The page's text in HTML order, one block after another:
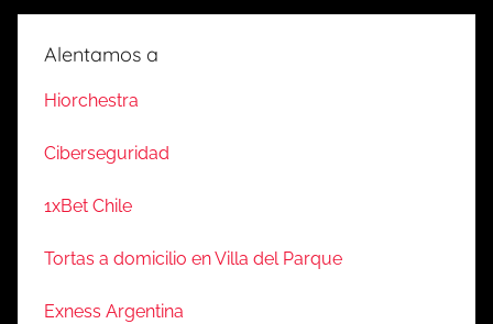
Alentamos a
Hiorchestra
Ciberseguridad
1xBet Chile
Tortas a domicilio en Villa del Parque
Exness Argentina